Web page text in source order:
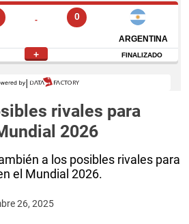
rivales para
2026
a los posibles rivales para
el Mundial 2026.
26, 2025